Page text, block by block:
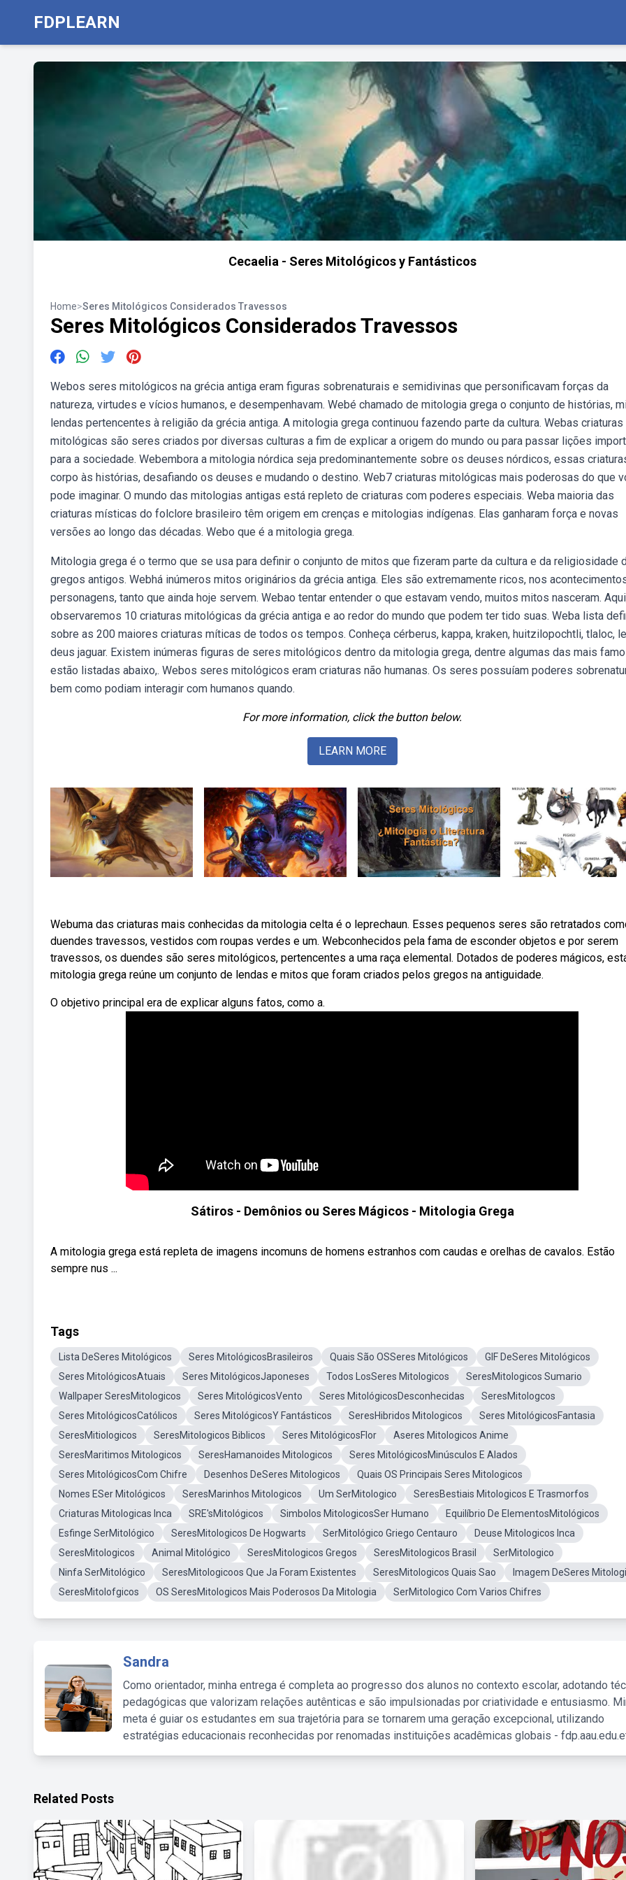
FDPLEARN
Cecaelia - Seres Mitológicos y Fantásticos
Home>Seres Mitológicos Considerados Travessos
Seres Mitológicos Considerados Travessos
Webos seres mitológicos na grécia antiga eram figuras sobrenaturais e semidivinas que personificavam forças da
natureza, virtudes e vícios humanos, e desempenhavam. Webé chamado de mitologia grega o conjunto de histórias,
lendas pertencentes à religião da grécia antiga. A mitologia grega continuou fazendo parte da cultura. Webas criaturas
mitológicas são seres criados por diversas culturas a fim de explicar a origem do mundo ou para passar lições
para a sociedade. Webembora a mitologia nórdica seja predominantemente sobre os deuses nórdicos, essas
corpo às histórias, desafiando os deuses e mudando o destino. Web7 criaturas mitológicas mais poderosas do que
pode imaginar. O mundo das mitologias antigas está repleto de criaturas com poderes especiais. Weba maioria das
criaturas místicas do folclore brasileiro têm origem em crenças e mitologias indígenas. Elas ganharam força e novas
versões ao longo das décadas. Webo que é a mitologia grega.
Mitologia grega é o termo que se usa para definir o conjunto de mitos que fizeram parte da cultura e da religiosidade
gregos antigos. Webhá inúmeros mitos originários da grécia antiga. Eles são extremamente ricos, nos
personagens, tanto que ainda hoje servem. Webao tentar entender o que estavam vendo, muitos mitos nasceram.
observaremos 10 criaturas mitológicas da grécia antiga e ao redor do mundo que podem ter tido suas. Weba lista
sobre as 200 maiores criaturas míticas de todos os tempos. Conheça cérberus, kappa, kraken, huitzilopochtli, tlaloc,
deus jaguar. Existem inúmeras figuras de seres mitológicos dentro da mitologia grega, dentre algumas das mais
estão listadas abaixo,. Webos seres mitológicos eram criaturas não humanas. Os seres possuíam poderes
bem como podiam interagir com humanos quando.
For more information, click the button below.
LEARN MORE
Webuma das criaturas mais conhecidas da mitologia celta é o leprechaun. Esses pequenos seres são retratados
duendes travessos, vestidos com roupas verdes e um. Webconhecidos pela fama de esconder objetos e por serem
travessos, os duendes são seres mitológicos, pertencentes a uma raça elemental. Dotados de poderes mágicos,
mitologia grega reúne um conjunto de lendas e mitos que foram criados pelos gregos na antiguidade.
O objetivo principal era de explicar alguns fatos, como a.
Sátiros - Demônios ou Seres Mágicos - Mitologia Grega
A mitologia grega está repleta de imagens incomuns de homens estranhos com caudas e orelhas de cavalos. Estão
sempre nus ...
Tags
Lista DeSeres Mitológicos Seres MitológicosBrasileiros Quais São OSSeres Mitológicos
GIF DeSeres Mitológicos
Seres MitológicosAtuais
Seres MitológicosJaponeses Todos LosSeres Mitologicos
SeresMitologicos Sumario
Wallpaper SeresMitologicos
Seres MitológicosVento Seres MitológicosDesconhecidas
SeresMitologcos
Seres MitológicosCatólicos
Seres MitológicosY Fantásticos SeresHibridos Mitologicos
Seres MitológicosFantasia
SeresMitiologicos
SeresMitologicos Biblicos Seres MitológicosFlor
Aseres Mitologicos Anime
SeresMaritimos Mitologicos
SeresHamanoides Mitologicos
Seres MitológicosMinúsculos E Alados
Seres MitológicosCom Chifre
Desenhos DeSeres Mitologicos
Quais OS Principais Seres Mitologicos
Nomes ESer Mitológicos
SeresMarinhos Mitologicos Um SerMitologico
SeresBestiais Mitologicos E Trasmorfos
Criaturas Mitologicas Inca
SRE'sMitológicos Simbolos MitologicosSer Humano
Equilíbrio De ElementosMitológicos
Esfinge SerMitológico
SeresMitologicos De Hogwarts SerMitológico Griego Centauro
Deuse Mitologicos Inca
SeresMitologicos
Animal Mitológico SeresMitologicos Gregos SeresMitologicos Brasil
SerMitologico
Ninfa SerMitológico
SeresMitologicoos Que Ja Foram Existentes SeresMitologicos Quais Sao
Imagem DeSeres
SeresMitolofgicos
OS SeresMitologicos Mais Poderosos Da Mitologia SerMitologico Com Varios Chifres
Sandra
Como orientador, minha entrega é completa ao progresso dos alunos no contexto escolar, adotando
pedagógicas que valorizam relações autênticas e são impulsionadas por criatividade e entusiasmo.
meta é guiar os estudantes em sua trajetória para se tornarem uma geração excepcional, utilizando
estratégias educacionais reconhecidas por renomadas instituições acadêmicas globais -
Related Posts